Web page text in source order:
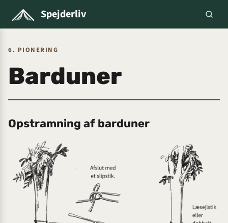
Spejderliv
6. PIONERING
Barduner
Opstramning af barduner